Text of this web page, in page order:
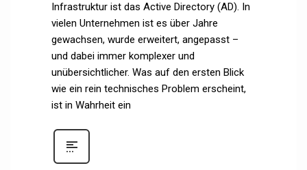
Infrastruktur ist das Active Directory (AD). In
vielen Unternehmen ist es über Jahre
gewachsen, wurde erweitert, angepasst –
und dabei immer komplexer und
unübersichtlicher. Was auf den ersten Blick
wie ein rein technisches Problem erscheint,
ist in Wahrheit ein